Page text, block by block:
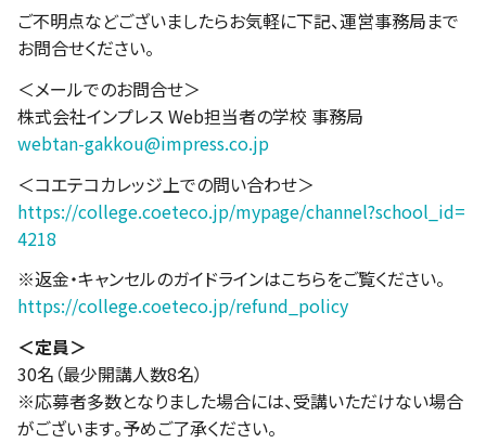
ご不明点などございましたらお気軽に下記、運営事務局まで
お問合せください。
＜メールでのお問合せ＞
株式会社インプレス Web担当者の学校 事務局
webtan-gakkou@impress.co.jp
＜コエテコカレッジ上での問い合わせ＞
https://college.coeteco.jp/mypage/channel?school_id=
4218
※返金・キャンセルのガイドラインはこちらをご覧ください。
https://college.coeteco.jp/refund_policy
＜定員＞
30名（最少開講人数8名）
※応募者多数となりました場合には、受講いただけない場合
がございます。予めご了承ください。